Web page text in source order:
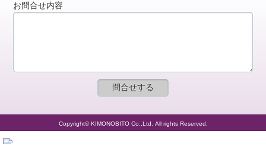
お問合せ内容
Copyright© KIMONOBITO Co.,Ltd. All rights Reserved.